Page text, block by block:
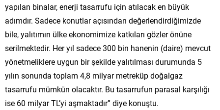
yapılan binalar, enerji tasarrufu için atılacak en büyük
adımdır. Sadece konutlar açısından değerlendirdiğimizde
bile, yalıtımın ülke ekonomimize katkıları gözler önüne
serilmektedir. Her yıl sadece 300 bin hanenin (daire) mevcut
yönetmeliklere uygun bir şekilde yalıtılması durumunda 5
yılın sonunda toplam 4,8 milyar metreküp doğalgaz
tasarrufu mümkün olacaktır. Bu tasarrufun parasal karşılığı
ise 60 milyar TL’yi aşmaktadır” diye konuştu.